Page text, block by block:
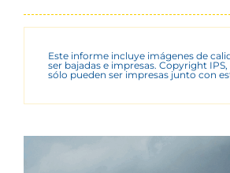
Este informe incluye imágenes de
ser bajadas e impresas. Copyright
sólo pueden ser impresas junto con